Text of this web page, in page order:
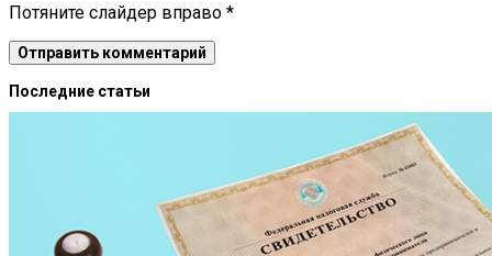
Потяните слайдер вправо *
Последние статьи